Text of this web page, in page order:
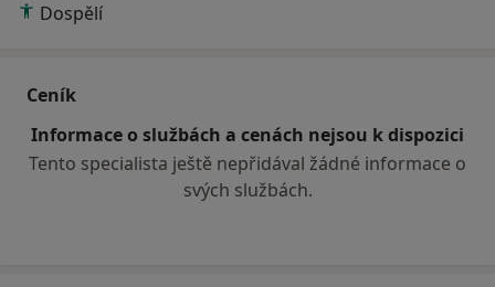
Dospělí
Ceník
Informace o službách a cenách nejsou k dispozici
Tento specialista ještě nepřidával žádné informace o
svých službách.